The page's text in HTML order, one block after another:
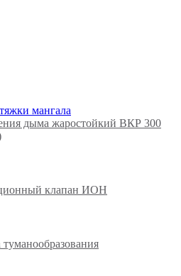
дыма жаростойкий ВКР 300
клапан ИОН